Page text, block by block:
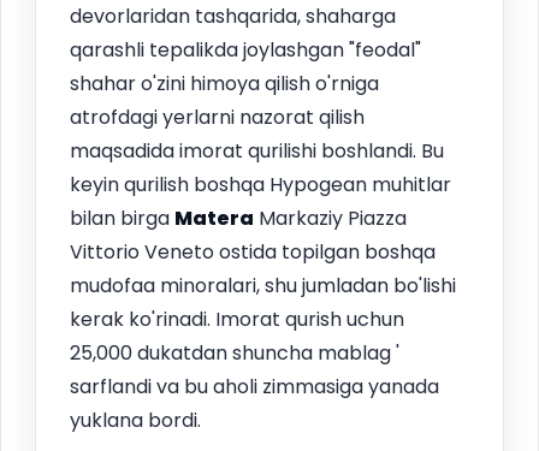
devorlaridan tashqarida, shaharga
qarashli tepalikda joylashgan "feodal"
shahar o'zini himoya qilish o'rniga
atrofdagi yerlarni nazorat qilish
maqsadida imorat qurilishi boshlandi. Bu
keyin qurilish boshqa Hypogean muhitlar
bilan birga Matera Markaziy Piazza
Vittorio Veneto ostida topilgan boshqa
mudofaa minoralari, shu jumladan bo'lishi
kerak ko'rinadi. Imorat qurish uchun
25,000 dukatdan shuncha mablag '
sarflandi va bu aholi zimmasiga yanada
yuklana bordi.